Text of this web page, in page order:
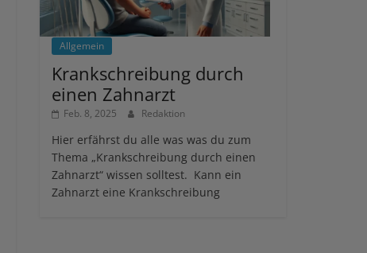
Allgemein
Krankschreibung durch
einen Zahnarzt
Feb. 8, 2025 Redaktion
Hier erfährst du alle was was du zum
Thema „Krankschreibung durch einen
Zahnarzt“ wissen solltest. Kann ein
Zahnarzt eine Krankschreibung